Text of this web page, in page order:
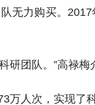
无力购买。
团队。”高禄梅
人次，实现了科